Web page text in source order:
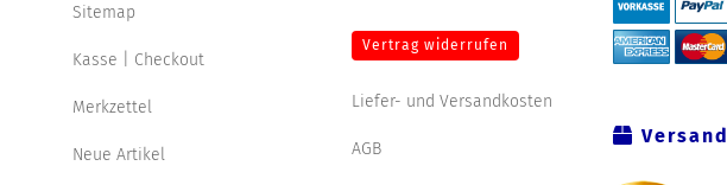
Sitemap
Kasse | Checkout
Merkzettel
Neue Artikel
Vertrag widerrufen
Liefer- und Versandkosten
AGB
Versand